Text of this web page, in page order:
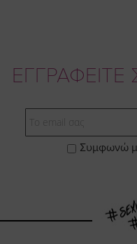
ΕΓΓΡΑΦΕΙΤΕ
Συμφωνώ